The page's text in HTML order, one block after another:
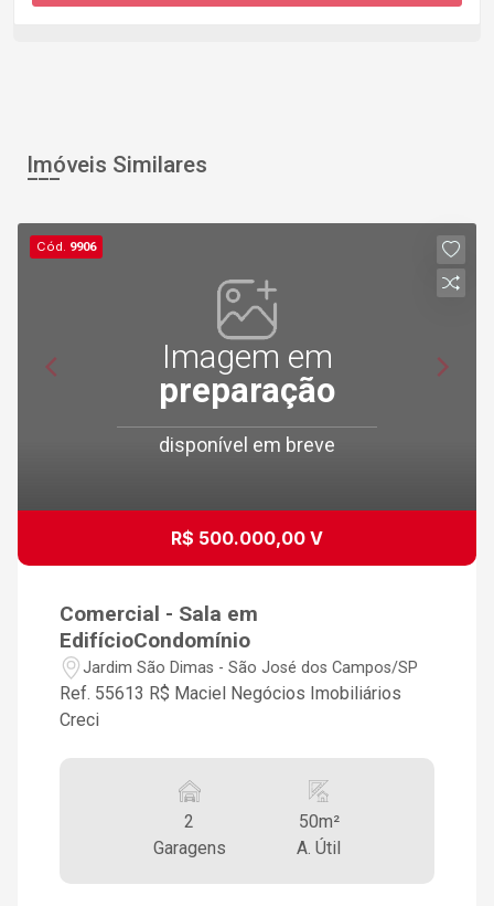
Imóveis Similares
Cód. 9906
Imagem em
preparação
disponível em breve
R$ 500.000,00 V
Comercial - Sala em
EdifícioCondomínio
Jardim São Dimas - São José dos Campos/SP
Ref. 55613 R$ Maciel Negócios Imobiliários
Creci
2
Garagens
50m²
A. Útil